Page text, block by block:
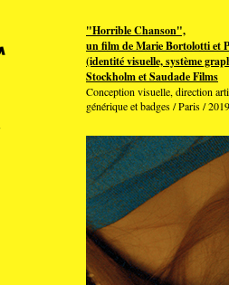
"Horrible Chanson",
un film de Marie Bortolotti et
(identité visuelle, système
Stockholm et Saudade Films
Conception visuelle, direction
générique et badges / Paris / 2019